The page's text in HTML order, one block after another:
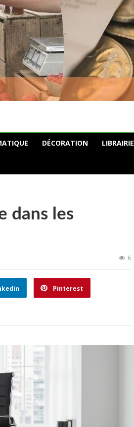
DÉCORATION LIBRAIRIE
dans les
6
Pinterest